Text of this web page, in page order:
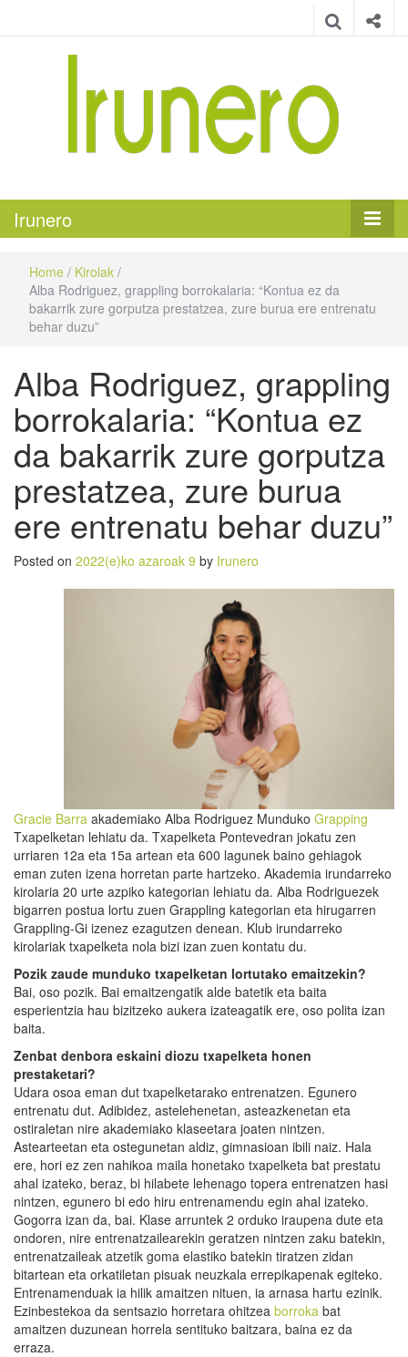
Irunero
Home / Kirolak /
Alba Rodriguez, grappling borrokalaria: “Kontua ez da
bakarrik zure gorputza prestatzea, zure burua ere entrenatu
behar duzu”
Alba Rodriguez, grappling
borrokalaria: “Kontua ez
da bakarrik zure gorputza
prestatzea, zure burua
ere entrenatu behar duzu”
Posted on 2022(e)ko azaroak 9 by Irunero
Gracie Barra akademiako Alba Rodriguez Munduko Grapping
Txapelketan lehiatu da. Txapelketa Pontevedran jokatu zen
urriaren 12a eta 15a artean eta 600 lagunek baino gehiagok
eman zuten izena horretan parte hartzeko. Akademia irundarreko
kirolaria 20 urte azpiko kategorian lehiatu da. Alba Rodriguezek
bigarren postua lortu zuen Grappling kategorian eta hirugarren
Grappling-Gi izenez ezagutzen denean. Klub irundarreko
kirolariak txapelketa nola bizi izan zuen kontatu du.
Pozik zaude munduko txapelketan lortutako emaitzekin?
Bai, oso pozik. Bai emaitzengatik alde batetik eta baita
esperientzia hau bizitzeko aukera izateagatik ere, oso polita izan
baita.
Zenbat denbora eskaini diozu txapelketa honen
prestaketari?
Udara osoa eman dut txapelketarako entrenatzen. Egunero
entrenatu dut. Adibidez, astelehenetan, asteazkenetan eta
ostiraletan nire akademiako klaseetara joaten nintzen.
Astearteetan eta ostegunetan aldiz, gimnasioan ibili naiz. Hala
ere, hori ez zen nahikoa maila honetako txapelketa bat prestatu
ahal izateko, beraz, bi hilabete lehenago topera entrenatzen hasi
nintzen, egunero bi edo hiru entrenamendu egin ahal izateko.
Gogorra izan da, bai. Klase arruntek 2 orduko iraupena dute eta
ondoren, nire entrenatzailearekin geratzen nintzen zaku batekin,
entrenatzaileak atzetik goma elastiko batekin tiratzen zidan
bitartean eta orkatiletan pisuak neuzkala errepikapenak egiteko.
Entrenamenduak ia hilik amaitzen nituen, ia arnasa hartu ezinik.
Ezinbestekoa da sentsazio horretara ohitzea borroka bat
amaitzen duzunean horrela sentituko baitzara, baina ez da
erraza.